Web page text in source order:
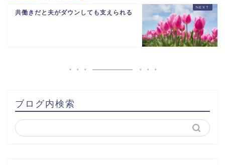
共働きだと夫がダウンしても支えられる
ブログ内検索